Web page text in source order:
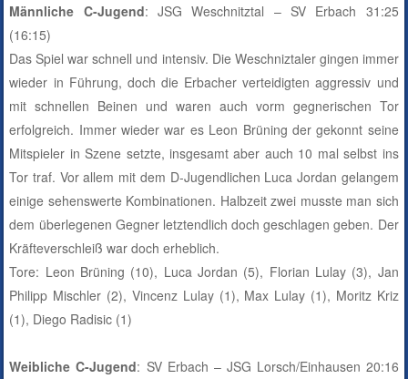
Männliche C-Jugend: JSG Weschnitztal – SV Erbach 31:25
(16:15)
Das Spiel war schnell und intensiv. Die Weschniztaler gingen immer
wieder in Führung, doch die Erbacher verteidigten aggressiv und
mit schnellen Beinen und waren auch vorm gegnerischen Tor
erfolgreich. Immer wieder war es Leon Brüning der gekonnt seine
Mitspieler in Szene setzte, insgesamt aber auch 10 mal selbst ins
Tor traf. Vor allem mit dem D-Jugendlichen Luca Jordan gelangem
einige sehenswerte Kombinationen. Halbzeit zwei musste man sich
dem überlegenen Gegner letztendlich doch geschlagen geben. Der
Kräfteverschleiß war doch erheblich.
Tore: Leon Brüning (10), Luca Jordan (5), Florian Lulay (3), Jan
Philipp Mischler (2), Vincenz Lulay (1), Max Lulay (1), Moritz Kriz
(1), Diego Radisic (1)
Weibliche C-Jugend: SV Erbach – JSG Lorsch/Einhausen 20:16